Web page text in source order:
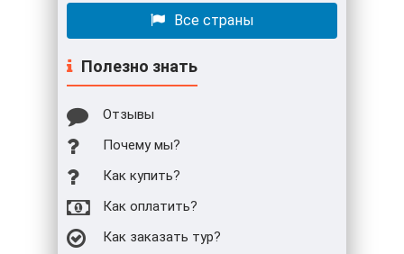
Все страны
Полезно знать
Отзывы
Почему мы?
Как купить?
Как оплатить?
Как заказать тур?